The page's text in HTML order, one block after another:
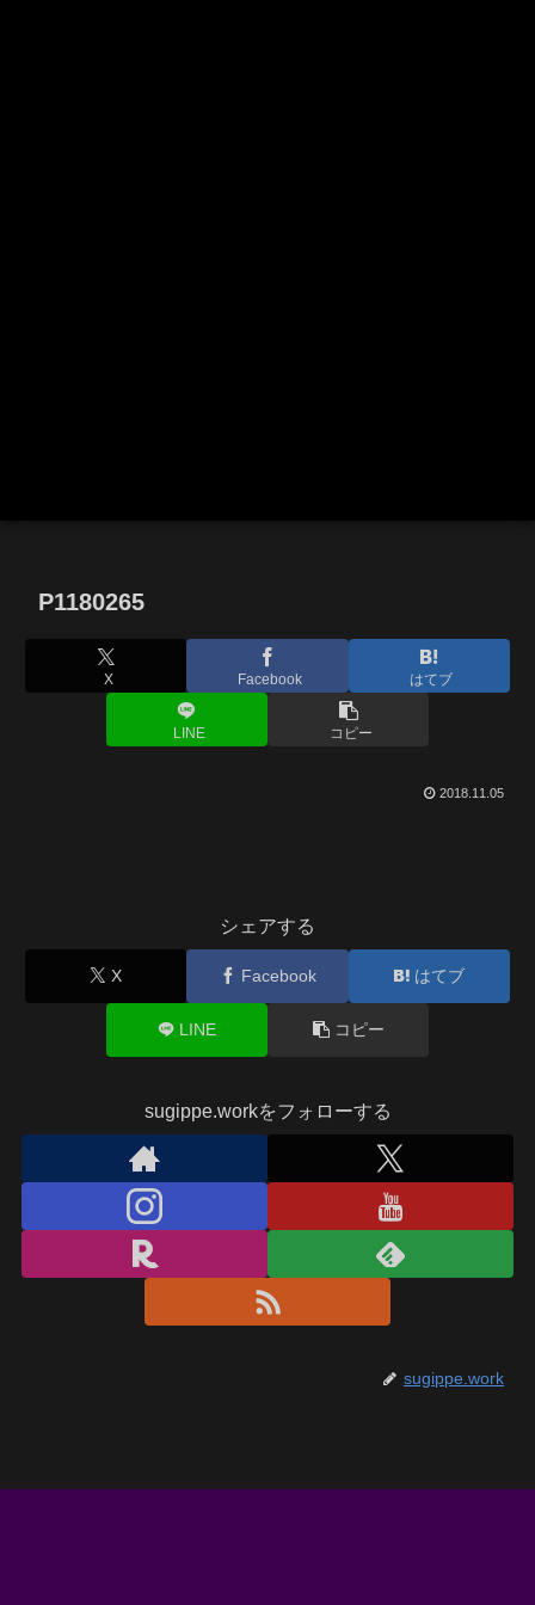
P1180265
X Facebook はてブ
LINE コピー
2018.11.05
シェアする
X Facebook はてブ
LINE コピー
sugippe.workをフォローする
sugippe.work